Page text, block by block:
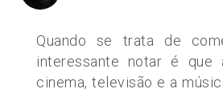
Quando se trata de
interessante notar é que
cinema, televisão e a